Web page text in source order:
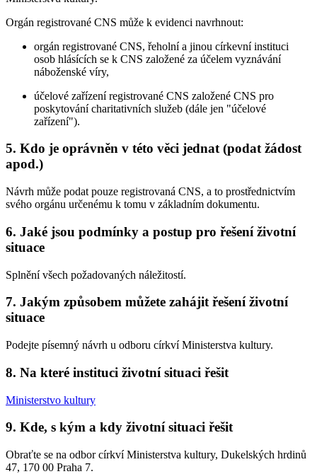
Orgán registrované CNS může k evidenci navrhnout:
orgán registrované CNS, řeholní a jinou církevní instituci
osob hlásících se k CNS založené za účelem vyznávání
náboženské víry,
účelové zařízení registrované CNS založené CNS pro
poskytování charitativních služeb (dále jen "účelové
zařízení").
5. Kdo je oprávněn v této věci jednat (podat žádost
apod.)
Návrh může podat pouze registrovaná CNS, a to prostřednictvím
svého orgánu určenému k tomu v základním dokumentu.
6. Jaké jsou podmínky a postup pro řešení životní
situace
Splnění všech požadovaných náležitostí.
7. Jakým způsobem můžete zahájit řešení životní
situace
Podejte písemný návrh u odboru církví Ministerstva kultury.
8. Na které instituci životní situaci řešit
Ministerstvo kultury
9. Kde, s kým a kdy životní situaci řešit
Obraťte se na odbor církví Ministerstva kultury, Dukelských hrdinů
47, 170 00 Praha 7.